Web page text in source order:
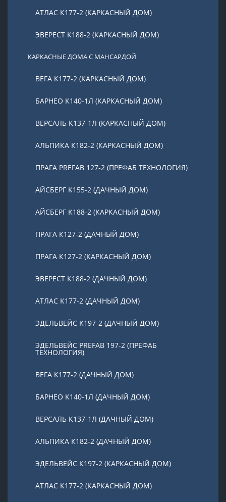
АТЛАС К177-2 (КАРКАСНЫЙ ДОМ)
ЭВЕРЕСТ К188-2 (КАРКАСНЫЙ ДОМ)
КАРКАСНЫЕ ДОМА С МАНСАРДОЙ
ВЕГА К177-2 (КАРКАСНЫЙ ДОМ)
БАРНЕО К140-1Л (КАРКАСНЫЙ ДОМ)
ВЕРСАЛЬ К137-1Л (КАРКАСНЫЙ ДОМ)
АЛЬПИКА К182-2 (КАРКАСНЫЙ ДОМ)
ПРАГА PREFAB 127-2 (ПРЕФАБ ТЕХНОЛОГИЯ)
АЙСБЕРГ К155-2 (ДАЧНЫЙ ДОМ)
АЙСБЕРГ К188-2 (КАРКАСНЫЙ ДОМ)
ПРАГА К127-2 (ДАЧНЫЙ ДОМ)
ПРАГА К127-2 (КАРКАСНЫЙ ДОМ)
ЭВЕРЕСТ К188-2 (ДАЧНЫЙ ДОМ)
АТЛАС К177-2 (ДАЧНЫЙ ДОМ)
ЭДЕЛЬВЕЙС К197-2 (ДАЧНЫЙ ДОМ)
ЭДЕЛЬВЕЙС PREFAB 197-2 (ПРЕФАБ
ТЕХНОЛОГИЯ)
ВЕГА К177-2 (ДАЧНЫЙ ДОМ)
БАРНЕО К140-1Л (ДАЧНЫЙ ДОМ)
ВЕРСАЛЬ К137-1Л (ДАЧНЫЙ ДОМ)
АЛЬПИКА К182-2 (ДАЧНЫЙ ДОМ)
ЭДЕЛЬВЕЙС К197-2 (КАРКАСНЫЙ ДОМ)
АТЛАС К177-2 (КАРКАСНЫЙ ДОМ)